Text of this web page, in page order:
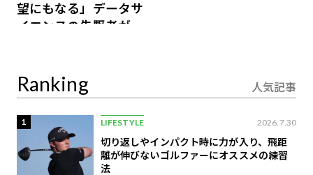
望にもなる」データサ
イエンスの先駆者が語
Ranking 人気記事
1 LIFESTYLE 2026.7.30
切り返しやインパクト時に力が入り、飛距
離が伸びないゴルファーにオススメの練習
法